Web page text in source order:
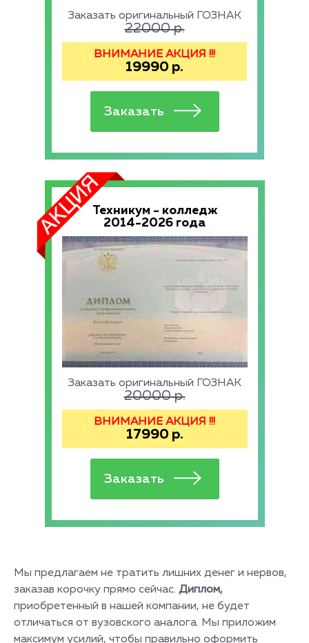
Заказать оригинальный ГОЗНАК
22000р.
ВНИМАНИЕ АКЦИЯ !!!
19990 р.
Техникум - колледж
2014-2026 года
Заказать оригинальный ГОЗНАК
20000р.
ВНИМАНИЕ АКЦИЯ !!!
17990 р.
Мы предлагаем не тратить лишних денег и нервов,
заказав корочку прямо сейчас. Диплом,
приобретенный в нашей компании, не будет
отличаться от вузовского аналога. Мы приложим
максимум усилий, чтобы правильно оформить